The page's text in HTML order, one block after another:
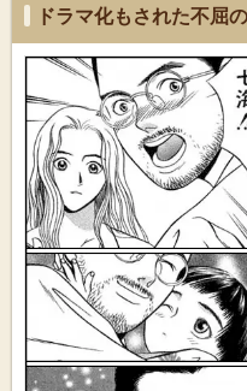
ドラマ化もされた不屈